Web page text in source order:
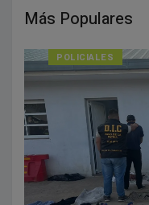
Más Populares
POLICIALES